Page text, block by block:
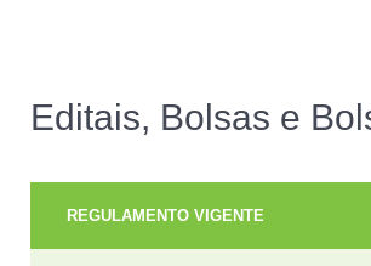
Editais, Bolsas e
REGULAMENTO VIGENTE